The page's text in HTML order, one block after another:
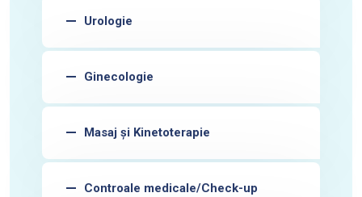
Urologie
Ginecologie
Masaj și Kinetoterapie
Controale medicale/Check-up